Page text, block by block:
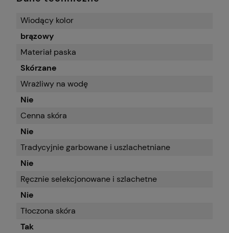
Wiodący kolor
brązowy
Materiał paska
Skórzane
Wrażliwy na wodę
Nie
Cenna skóra
Nie
Tradycyjnie garbowane i uszlachetniane
Nie
Ręcznie selekcjonowane i szlachetne
Nie
Tłoczona skóra
Tak